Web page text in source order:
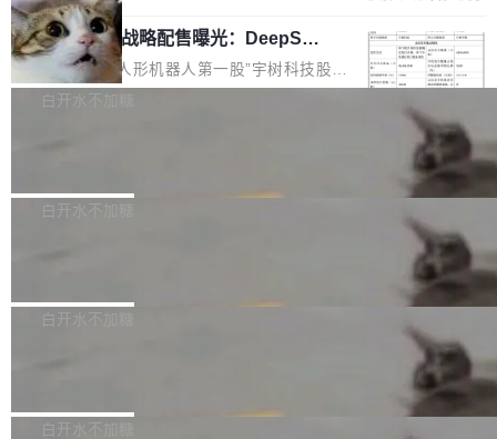
家基线 95.4%。 不是又一个 coding agent 包装
器 Prime Agent 的架构和市面上大多数 coding
agent 有本质区别。大多数 agent harness 的设
计是基于早期模型的能力—...
是项目级别的官方立场，目前由五个团队采纳，
但它可能是主流开源项目中关于 AI 辅助贡献最
细致的一份规则。 政策的核心只有一句话：LLM
可以用来分析、提炼、审阅、建议，但不能用来
不得生成涉及安全性的关键变更，除非作者本身
宇树科技 IPO 战略配售曝光：DeepSe
ek 获配 93.3 万股，锁定 36 个月
8月6日晚间，“人形机器人第一股”宇树科技股份
有限公司披露IPO发行价格及战略配售结果，杭
36个月。 公告显示，本次宇树科技战略配售对
员工参与设立的专项资产管理计划。其中，Dee
获配9...
白开水不加糖
Bug fixes and enhancements 修复多次传递同
一个回归问题，该问题导致拉取镜像时会拒绝包
题，该问题可能导致在旧版 Linux 内核...
白开水不加糖
e 孵化器项目管理委员会（IPMC）投票中获得
P）！这一里程碑不仅标志着 Fluss 迈入新的发
白开水不加糖
长期停止内容更新，未能实现其作为“AI版维基百
白开水不加糖